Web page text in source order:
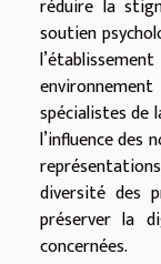
réduire la
soutien
spécialistes de
l’influence des
diversité des
préserver la
concernées.